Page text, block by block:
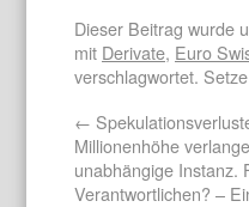
Dieser Beitrag wurde
mit Derivate, Euro
verschlagwortet.
←
Millionenhöhe
unabhängige Instanz.
Verantwortlichen? –